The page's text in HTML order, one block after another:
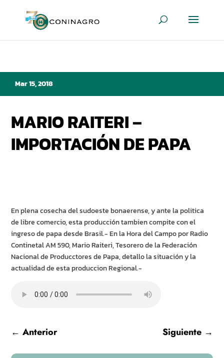
Mar 15, 2018
MARIO RAITERI –
IMPORTACIÓN DE PAPA
En plena cosecha del sudoeste bonaerense, y ante la politica
de libre comercio, esta producción tambien compite con el
ingreso de papa desde Brasil.- En la Hora del Campo por Radio
Continetal AM 590, Mario Raiteri, Tesorero de la Federación
Nacional de Producctores de Papa, detallo la situación y la
actualidad de esta produccion Regional.-
←Anterior Siguiente→